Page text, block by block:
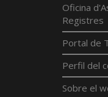
Oficina
Registres
Portal de
Perfil del
Sobre el